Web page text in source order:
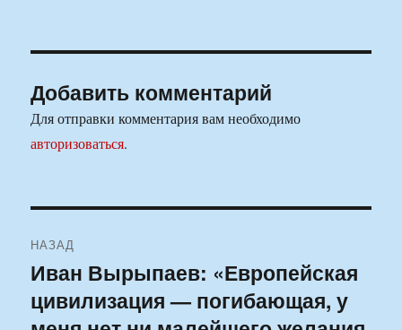
Добавить комментарий
Для отправки комментария вам необходимо
авторизоваться.
по
записям
НАЗАД
Предыдущая
запись:
Иван Вырыпаев: «Европейская
цивилизация — погибающая, у